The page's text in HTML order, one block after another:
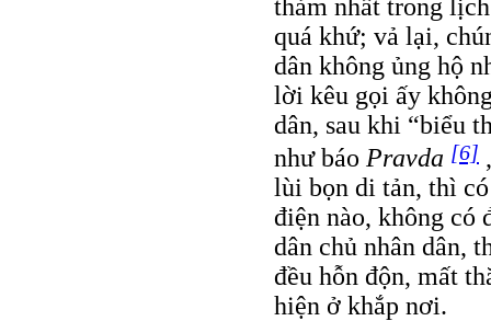
thảm nhất trong
quá khứ; vả lại,
dân không ủng hộ
lời kêu gọi ấy
dân, sau khi “biểu
như báo Pravda [6]
lùi bọn di tản, thì
điện nào, không có
dân chủ nhân dân,
đều hỗn độn, mất
hiện ở khắp nơi.